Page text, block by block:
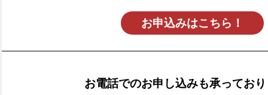
お申込みはこちら！
お電話でのお申し込みも承ってお